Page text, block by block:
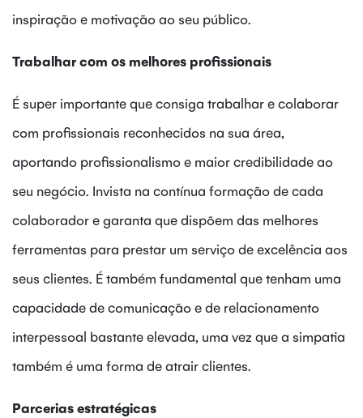
inspiração e motivação ao seu público.
Trabalhar com os melhores profissionais
É super importante que consiga trabalhar e colaborar
com profissionais reconhecidos na sua área,
aportando profissionalismo e maior credibilidade ao
seu negócio. Invista na contínua formação de cada
colaborador e garanta que dispõem das melhores
ferramentas para prestar um serviço de excelência aos
seus clientes. É também fundamental que tenham uma
capacidade de comunicação e de relacionamento
interpessoal bastante elevada, uma vez que a simpatia
também é uma forma de atrair clientes.
Parcerias estratégicas